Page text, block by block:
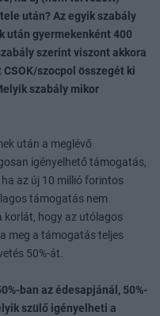
után? Az egyik szabály
után gyermekenként 400
szerint viszont akkora
szocpol összegét ki
szabály mikor
után a meglévő
igényelhető támogatás,
az új 10 millió forintos
támogatás nem
korlát, hogy az utólagos
meg a támogatás teljes
50%-át.
ban az édesapjánál, 50%-
szülő igényelheti a